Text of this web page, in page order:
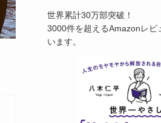
世界累計30万部突破！
3000件を超えるAmazonレビ
います。